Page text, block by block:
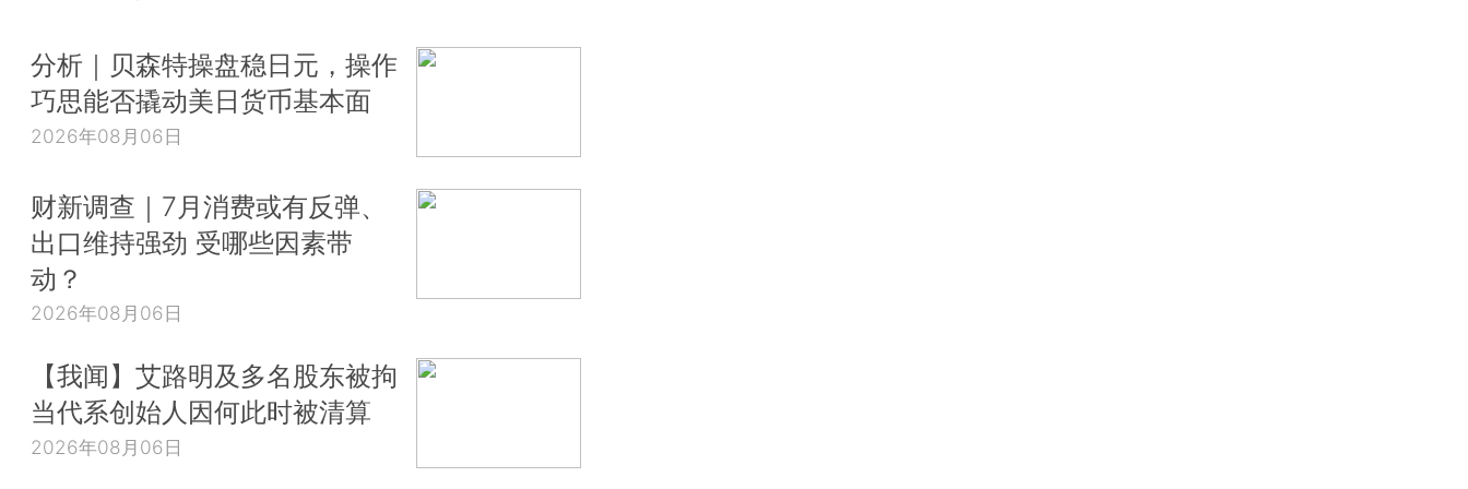
分析｜贝森特操盘稳日元，操作
巧思能否撬动美日货币基本面
2026年08月06日
财新调查｜7月消费或有反弹、
出口维持强劲 受哪些因素带
动？
2026年08月06日
【我闻】艾路明及多名股东被拘
当代系创始人因何此时被清算
2026年08月06日